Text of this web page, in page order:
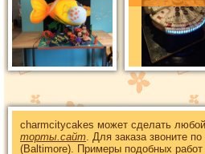
charmcitycakes может сделать
торты.сайт. Для заказа звоните
(Baltimore). Примеры подобных